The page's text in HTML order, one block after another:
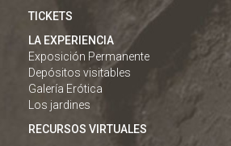
TICKETS
LA EXPERIENCIA
Exposición Permanente
Depósitos visitables
Galería Erótica
Los jardines
RECURSOS VIRTUALES